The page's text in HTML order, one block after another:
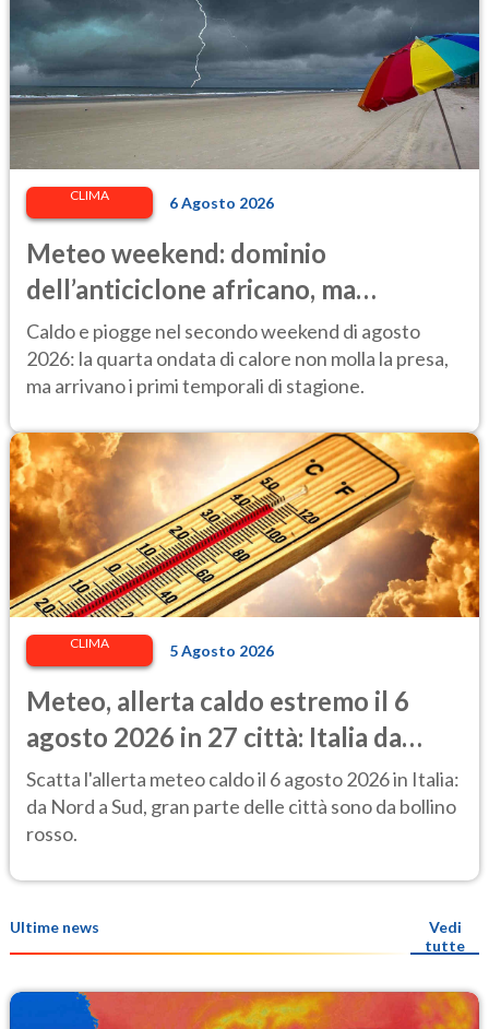
CLIMA 6 Agosto 2026
Meteo weekend: dominio
dell’anticiclone africano, ma
attenzione ai temporali intensi. Le
previsioni
Caldo e piogge nel secondo weekend di agosto
2026: la quarta ondata di calore non molla la presa,
ma arrivano i primi temporali di stagione.
CLIMA 5 Agosto 2026
Meteo, allerta caldo estremo il 6
agosto 2026 in 27 città: Italia da
bollino rosso
Scatta l'allerta meteo caldo il 6 agosto 2026 in Italia:
da Nord a Sud, gran parte delle città sono da bollino
rosso.
Ultime news
Vedi
tutte